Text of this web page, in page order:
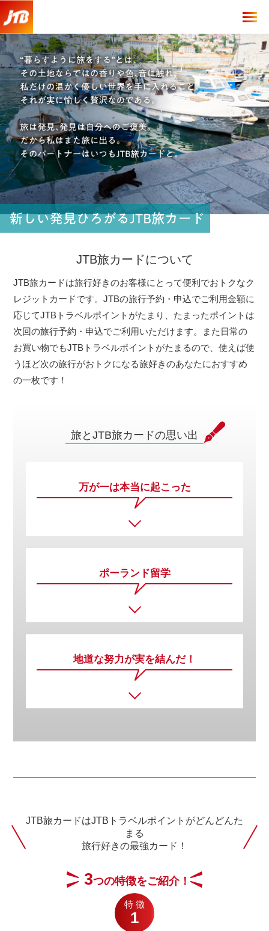
JTB旅カードについて
JTB旅カードは旅行好きのお客様にとって便利でおトクなク
レジットカードです。JTBの旅行予約・申込でご利用金額に
応じてJTBトラベルポイントがたまり、たまったポイントは
次回の旅行予約・申込でご利用いただけます。また日常の
お買い物でもJTBトラベルポイントがたまるので、使えば使
うほど次の旅行がおトクになる旅好きのあなたにおすすめ
の一枚です！
旅とJTB旅カードの思い出
万が一は本当に起こった
ポーランド留学
地道な努力が実を結んだ！
JTB旅カードはJTBトラベルポイントがどんどんた
まる
旅行好きの最強カード！
3つの特徴をご紹介！
特徴
1